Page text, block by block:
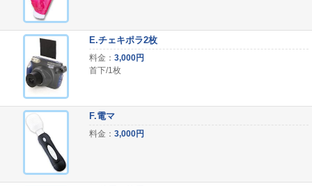
E.チェキポラ2枚
料金： 3,000円
首下/1枚
F.電マ
料金： 3,000円